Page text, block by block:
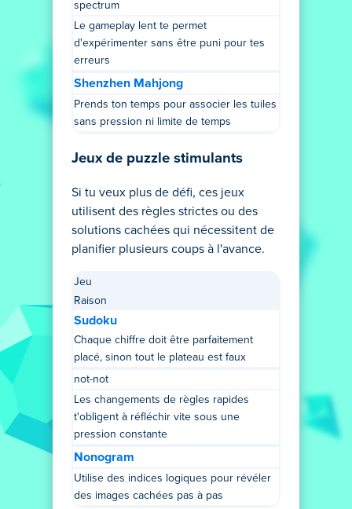
spectrum
Le gameplay lent te permet
d'expérimenter sans être puni pour tes
erreurs
Shenzhen Mahjong
Prends ton temps pour associer les tuiles
sans pression ni limite de temps
Jeux de puzzle stimulants
Si tu veux plus de défi, ces jeux
utilisent des règles strictes ou des
solutions cachées qui nécessitent de
planifier plusieurs coups à l'avance.
Jeu
Raison
Sudoku
Chaque chiffre doit être parfaitement
placé, sinon tout le plateau est faux
not-not
Les changements de règles rapides
t'obligent à réfléchir vite sous une
pression constante
Nonogram
Utilise des indices logiques pour révéler
des images cachées pas à pas